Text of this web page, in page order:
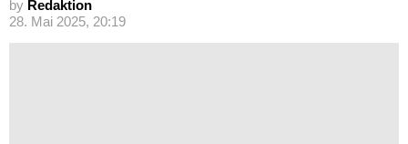
by Redaktion
28. Mai 2025, 20:19